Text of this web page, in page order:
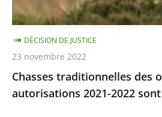
2022
sont
illégales
Chasses traditionnelles des
autorisations 2021-2022
DÉCISION DE JUSTICE
23 novembre 2022